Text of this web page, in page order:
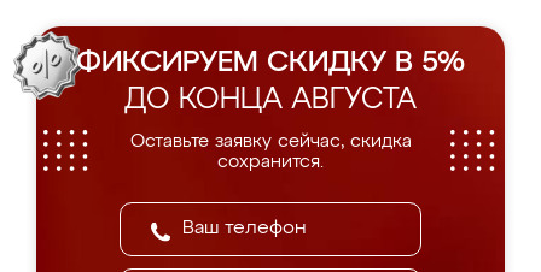
ФИКСИРУЕМ СКИДКУ В 5%
ДО КОНЦА АВГУСТА
Оставьте заявку сейчас, скидка
сохранится.